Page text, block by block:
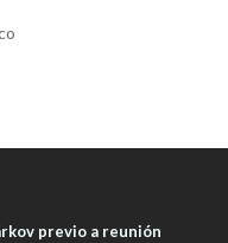
previo a reunión